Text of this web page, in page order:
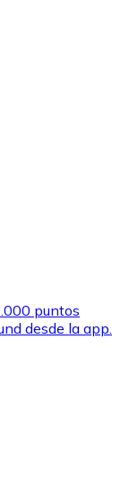
favoritas con
puntos
desde la app.